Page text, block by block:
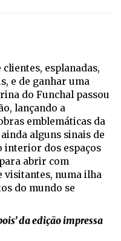
esplanadas,
e de ganhar uma
do Funchal passou
lançando a
emblemáticas da
alguns sinais de
interior dos espaços
abrir com
visitantes, numa ilha
do mundo se
da edição impressa